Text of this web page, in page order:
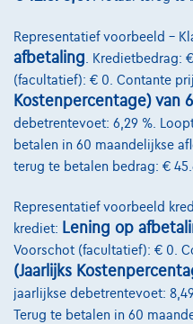
BMW Serie 2
223 i x Drive M sport Harman/
01/2023
32.184 km Benzine
Representatief voorbeeld –
afbetaling . Kredietbedrag:
(facultatief): € 0. Contante
Kostenpercentage) van
debetrentevoet: 6,29 %.
betalen in 60 maandelijkse
terug te betalen bedrag: €
Representatief voorbeeld
krediet: Lening op
Voorschot (facultatief): € 0.
(Jaarlijks
jaarlijkse debetrentevoet:
Terug te betalen in 60